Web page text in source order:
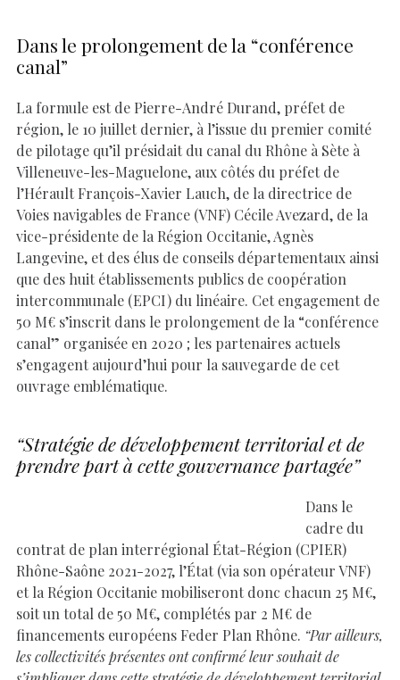
Dans le prolongement de la “conférence
canal”
La formule est de Pierre-André Durand, préfet de
région, le 10 juillet dernier, à l’issue du premier comité
de pilotage qu’il présidait du canal du Rhône à Sète à
Villeneuve-les-Maguelone, aux côtés du préfet de
l’Hérault François-Xavier Lauch, de la directrice de
Voies navigables de France (VNF) Cécile Avezard, de la
vice-présidente de la Région Occitanie, Agnès
Langevine, et des élus de conseils départementaux ainsi
que des huit établissements publics de coopération
intercommunale (EPCI) du linéaire. Cet engagement de
50 M€ s’inscrit dans le prolongement de la “conférence
canal” organisée en 2020 ; les partenaires actuels
s’engagent aujourd’hui pour la sauvegarde de cet
ouvrage emblématique.
“Stratégie de développement territorial et de
prendre part à cette gouvernance partagée”
Dans le
cadre du
contrat de plan interrégional État-Région (CPIER)
Rhône-Saône 2021-2027, l’État (via son opérateur VNF)
et la Région Occitanie mobiliseront donc chacun 25 M€,
soit un total de 50 M€, complétés par 2 M€ de
financements européens Feder Plan Rhône. “Par ailleurs,
les collectivités présentes ont confirmé leur souhait de